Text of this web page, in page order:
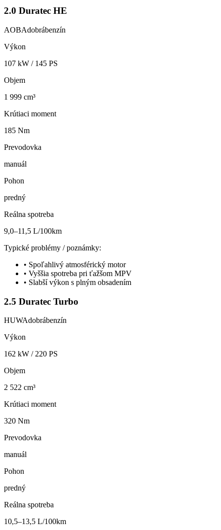
2.0 Duratec HE
AOBAdobrábenzín
Výkon
107 kW / 145 PS
Objem
1 999 cm³
Krútiaci moment
185 Nm
Prevodovka
manuál
Pohon
predný
Reálna spotreba
9,0–11,5 L/100km
Typické problémy / poznámky:
• Spoľahlivý atmosférický motor
• Vyššia spotreba pri ťažšom MPV
• Slabší výkon s plným obsadením
2.5 Duratec Turbo
HUWAdobrábenzín
Výkon
162 kW / 220 PS
Objem
2 522 cm³
Krútiaci moment
320 Nm
Prevodovka
manuál
Pohon
predný
Reálna spotreba
10,5–13,5 L/100km